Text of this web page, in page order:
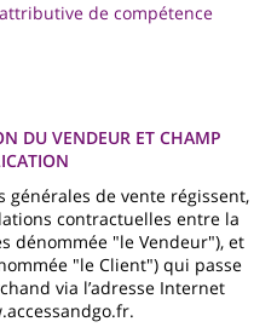
de compétence
DU VENDEUR ET CHAMP
générales de vente régissent,
contractuelles entre la
dénommée "le Vendeur"), et
"le Client") qui passe
via l’adresse Internet